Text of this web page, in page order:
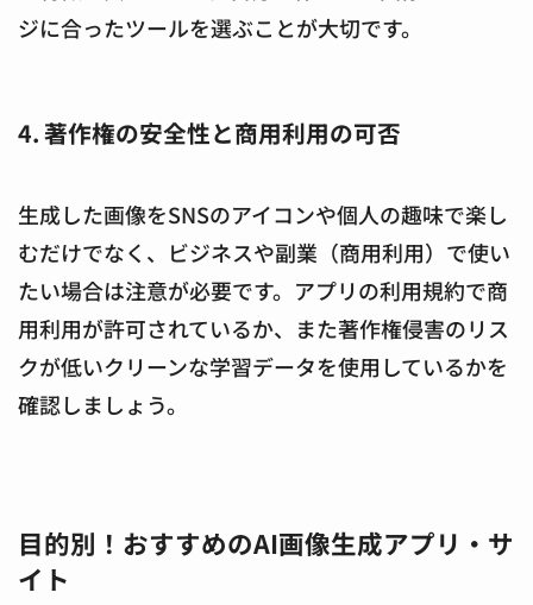
ジに合ったツールを選ぶことが大切です。
4. 著作権の安全性と商用利用の可否
生成した画像をSNSのアイコンや個人の趣味で楽し
むだけでなく、ビジネスや副業（商用利用）で使い
たい場合は注意が必要です。アプリの利用規約で商
用利用が許可されているか、また著作権侵害のリス
クが低いクリーンな学習データを使用しているかを
確認しましょう。
目的別！おすすめのAI画像生成アプリ・サ
イト